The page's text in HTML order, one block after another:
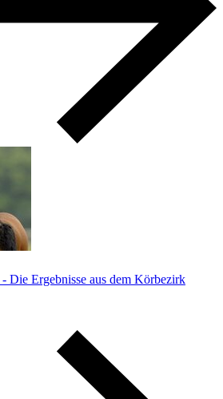
Die Ergebnisse aus dem Körbezirk